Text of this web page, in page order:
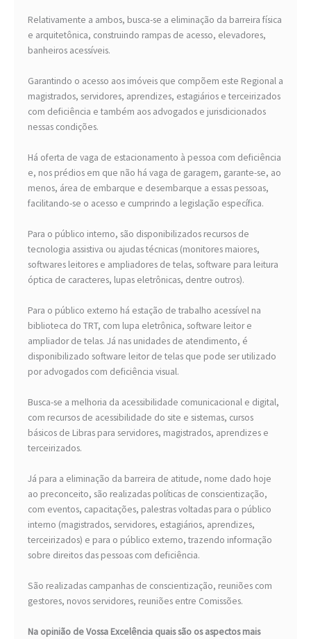
Relativamente a ambos, busca-se a eliminação da barreira física
e arquitetônica, construindo rampas de acesso, elevadores,
banheiros acessíveis.
Garantindo o acesso aos imóveis que compõem este Regional a
magistrados, servidores, aprendizes, estagiários e terceirizados
com deficiência e também aos advogados e jurisdicionados
nessas condições.
Há oferta de vaga de estacionamento à pessoa com deficiência
e, nos prédios em que não há vaga de garagem, garante-se, ao
menos, área de embarque e desembarque a essas pessoas,
facilitando-se o acesso e cumprindo a legislação específica.
Para o público interno, são disponibilizados recursos de
tecnologia assistiva ou ajudas técnicas (monitores maiores,
softwares leitores e ampliadores de telas, software para leitura
óptica de caracteres, lupas eletrônicas, dentre outros).
Para o público externo há estação de trabalho acessível na
biblioteca do TRT, com lupa eletrônica, software leitor e
ampliador de telas. Já nas unidades de atendimento, é
disponibilizado software leitor de telas que pode ser utilizado
por advogados com deficiência visual.
Busca-se a melhoria da acessibilidade comunicacional e digital,
com recursos de acessibilidade do site e sistemas, cursos
básicos de Libras para servidores, magistrados, aprendizes e
terceirizados.
Já para a eliminação da barreira de atitude, nome dado hoje
ao preconceito, são realizadas políticas de conscientização,
com eventos, capacitações, palestras voltadas para o público
interno (magistrados, servidores, estagiários, aprendizes,
terceirizados) e para o público externo, trazendo informação
sobre direitos das pessoas com deficiência.
São realizadas campanhas de conscientização, reuniões com
gestores, novos servidores, reuniões entre Comissões.
Na opinião de Vossa Excelência quais são os aspectos mais